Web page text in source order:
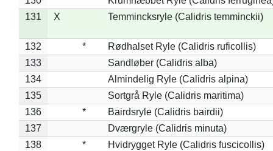
131
X Temmincksryle (Calidris temminckii)
132 *
Rødhalset Ryle (Calidris ruficollis)
133
Sandløber (Calidris alba)
134
Almindelig Ryle (Calidris alpina)
135
Sortgrå Ryle (Calidris maritima)
136
*
Bairdsryle (Calidris bairdii)
137
Dværgryle (Calidris minuta)
138
*
Hvidrygget Ryle (Calidris fuscicollis)